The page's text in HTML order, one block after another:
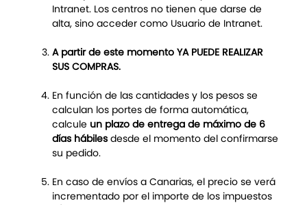
Intranet. Los centros no tienen que darse de
alta, sino acceder como Usuario de Intranet.
A partir de este momento YA PUEDE REALIZAR
SUS COMPRAS.
En función de las cantidades y los pesos se
calculan los portes de forma automática,
calcule un plazo de entrega de máximo de 6
días hábilesdesde el momento del confirmarse
su pedido.
En caso de envíos a Canarias, el precio se verá
incrementado por el importe de los impuestos